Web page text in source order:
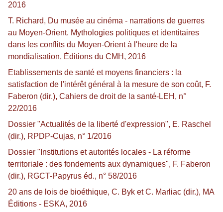
2016
T. Richard, Du musée au cinéma - narrations de guerres
au Moyen-Orient. Mythologies politiques et identitaires
dans les conflits du Moyen-Orient à l'heure de la
mondialisation, Éditions du CMH, 2016
Etablissements de santé et moyens financiers : la
satisfaction de l'intérêt général à la mesure de son coût, F.
Faberon (dir.), Cahiers de droit de la santé-LEH, n°
22/2016
Dossier "Actualités de la liberté d'expression", E. Raschel
(dir.), RPDP-Cujas, n° 1/2016
Dossier "Institutions et autorités locales - La réforme
territoriale : des fondements aux dynamiques", F. Faberon
(dir.), RGCT-Papyrus éd., n° 58/2016
20 ans de lois de bioéthique, C. Byk et C. Marliac (dir.), MA
Éditions - ESKA, 2016